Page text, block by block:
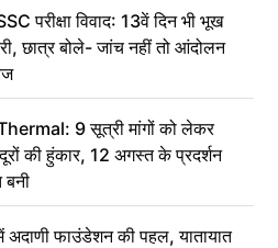
परीक्षा विवाद: 13वें दिन भी भूख
छात्र बोले- जांच नहीं तो आंदोलन
9 सूत्री मांगों को लेकर
की हुंकार, 12 अगस्त के प्रदर्शन
बनी
फाउंडेशन की पहल, यातायात